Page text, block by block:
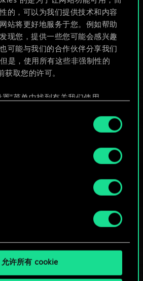
的，可以为我们提供技术和内容
站将更好地服务于您。例如帮助
现您，提供一些您可能会感兴趣
可能与我们的合作伙伴分享我们
是，使用所有这些非强制性的
取您的许可。
"菜单中找到有关我们使用
中的内容并准备好继续，请点
允许所有 cookie
组命名并撰写攻略
编辑牌组
或
浏览社区牌组